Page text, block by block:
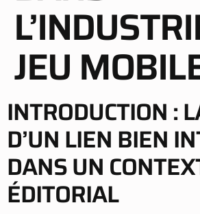
JEU
INTRODUCTION :
D’UN LIEN BIEN
DANS UN
ÉDITORIAL